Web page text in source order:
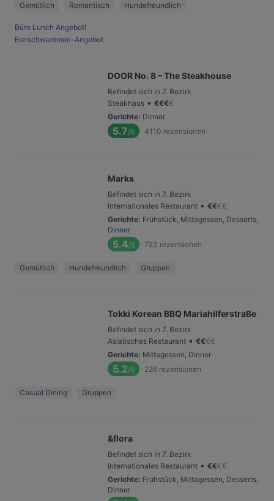
Gemütlich Romantisch Hundefreundlich
Büro Lunch Angebot!
Eierschwammerl-Angebot
DOOR No. 8 – The Steakhouse
Befindet sich in 7. Bezirk
Steakhaus • €€€€
Gerichte: Dinner
5.7/6 4110 rezensionen
Marks
Befindet sich in 7. Bezirk
Internationales Restaurant • €€€€
Gerichte: Frühstück, Mittagessen, Desserts,
Dinner
5.4/6 723 rezensionen
Gemütlich Hundefreundlich Gruppen
Tokki Korean BBQ Mariahilferstraße
Befindet sich in 7. Bezirk
Asiatisches Restaurant • €€€€
Gerichte: Mittagessen, Dinner
5.2/6 226 rezensionen
Casual Dining Gruppen
&flora
Befindet sich in 7. Bezirk
Internationales Restaurant • €€€€
Gerichte: Frühstück, Mittagessen, Desserts,
Dinner